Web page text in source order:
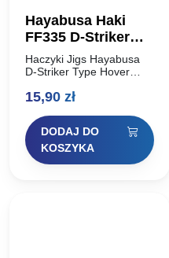
Hayabusa Haki
FF335 D-Striker
Type Hover #1 –
5szt.
Haczyki Jigs Hayabusa
D-Striker Type Hover
Broń do Hover Strolling
przechytrzenie
najbardziej
chimerycznych
drapieżników w
15,90 zł
DODAJ DO
KOSZYKA